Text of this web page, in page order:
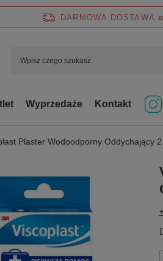
DARMOWA DOSTAWA
Wyprzedaże Kontakt
Plaster Wodoodporny Oddychający